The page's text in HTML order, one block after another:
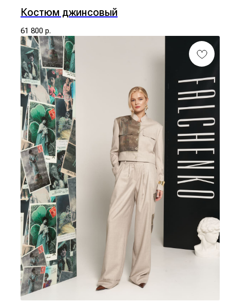
Костюм джинсовый
61 800 р.